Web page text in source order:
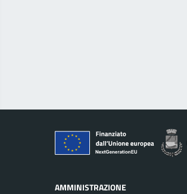
AMMINISTRAZIONE